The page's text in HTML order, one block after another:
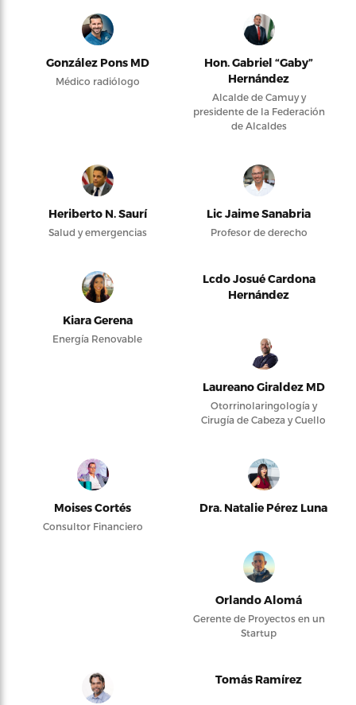
González Pons MD
Médico radiólogo
Hon. Gabriel “Gaby”
Hernández
Alcalde de Camuy y
presidente de la Federación
de Alcaldes
Heriberto N. Saurí
Salud y emergencias
Lic Jaime Sanabria
Profesor de derecho
Kiara Gerena
Energía Renovable
Lcdo Josué Cardona
Hernández
Laureano Giraldez MD
Otorrinolaringología y
Cirugía de Cabeza y Cuello
Moises Cortés
Consultor Financiero
Dra. Natalie Pérez Luna
Orlando Alomá
Gerente de Proyectos en un
Startup
Tomás Ramírez